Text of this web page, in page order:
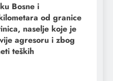
Bosne i
od granice
naselje koje je
agresoru i zbog
teških